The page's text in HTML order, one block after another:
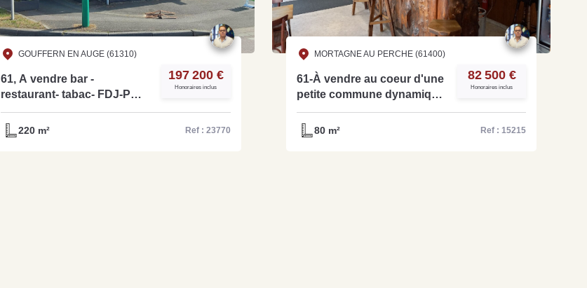
Estimez votre bien en ligne.
Rapide et gratuit, recevez votre estimation en
quelques clics.
Estimer mon bien maintenant
GOUFFERN EN AUGE (61310)
61, A vendre bar -
restaurant- tabac- FDJ-PMU
sur un axe très passager -
ref: 15219
197 200 €
Honoraires inclus
220 m² Ref : 23770
MORTAGNE AU PERCHE (61400)
61-À vendre au coeur d'une
petite commune dynamique
du Perche Ornais un bar
tabac loto presse - Réf
15215
82 500 €
Honoraires inclus
80 m² Ref : 15215